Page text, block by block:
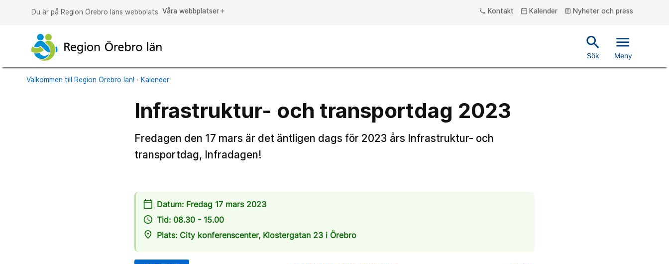
Du är på Region Örebro läns webbplats. Våra webbplatser add phone Kontakt calendar_today Kalender article Nyheter och press
search
Sök
menu
Meny
Välkommen till Region Örebro län! Kalender
Infrastruktur- och transportdag 2023
Fredagen den 17 mars är det äntligen dags för 2023 års Infrastruktur- och
transportdag, Infradagen!
calendar_today Datum: Fredag 17 mars 2023
access_time Tid: 08.30 - 15.00
place Plats: City konferenscenter, Klostergatan 23 i Örebro